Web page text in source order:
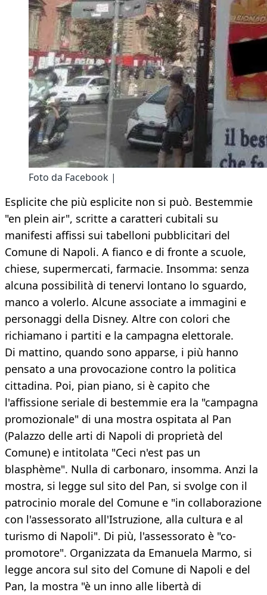
Foto da Facebook |
Esplicite che più esplicite non si può. Bestemmie
"en plein air", scritte a caratteri cubitali su
manifesti affissi sui tabelloni pubblicitari del
Comune di Napoli. A fianco e di fronte a scuole,
chiese, supermercati, farmacie. Insomma: senza
alcuna possibilità di tenervi lontano lo sguardo,
manco a volerlo. Alcune associate a immagini e
personaggi della Disney. Altre con colori che
richiamano i partiti e la campagna elettorale.
Di mattino, quando sono apparse, i più hanno
pensato a una provocazione contro la politica
cittadina. Poi, pian piano, si è capito che
l'affissione seriale di bestemmie era la "campagna
promozionale" di una mostra ospitata al Pan
(Palazzo delle arti di Napoli di proprietà del
Comune) e intitolata "Ceci n'est pas un
blasphème". Nulla di carbonaro, insomma. Anzi la
mostra, si legge sul sito del Pan, si svolge con il
patrocinio morale del Comune e "in collaborazione
con l'assessorato all'Istruzione, alla cultura e al
turismo di Napoli". Di più, l'assessorato è "co-
promotore". Organizzata da Emanuela Marmo, si
legge ancora sul sito del Comune di Napoli e del
Pan, la mostra "è un inno alle libertà di